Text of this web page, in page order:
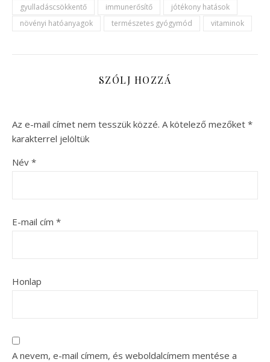
gyulladáscsökkentő
immunerősítő
jótékony hatások
növényi hatóanyagok
természetes gyógymód vitaminok
SZÓLJ HOZZÁ
Az e-mail címet nem tesszük közzé. A kötelező mezőket *
karakterrel jelöltük
Név *
E-mail cím *
Honlap
A nevem, e-mail címem, és weboldalcímem mentése a